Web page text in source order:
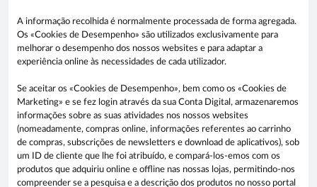
A informação recolhida é normalmente processada de forma agregada.
Os «Cookies de Desempenho» são utilizados exclusivamente para
melhorar o desempenho dos nossos websites e para adaptar a
experiência online às necessidades de cada utilizador.
Se aceitar os «Cookies de Desempenho», bem como os «Cookies de
Marketing» e se fez login através da sua Conta Digital, armazenaremos
informações sobre as suas atividades nos nossos websites
(nomeadamente, compras online, informações referentes ao carrinho
de compras, subscrições de newsletters e download de aplicativos), sob
um ID de cliente que lhe foi atribuído, e compará-los-emos com os
produtos que adquiriu online e offline nas nossas lojas, permitindo-nos
compreender se a pesquisa e a descrição dos produtos no nosso portal